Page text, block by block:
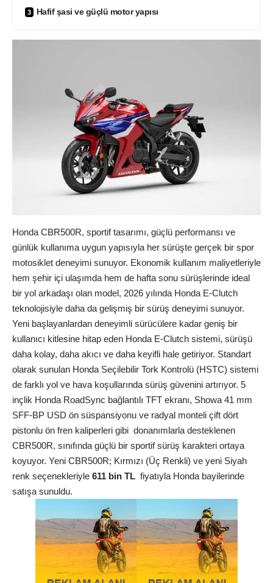
Hafif şasi ve güçlü motor yapısı
Honda CBR500R, sportif tasarımı, güçlü performansı ve
günlük kullanıma uygun yapısıyla her sürüşte gerçek bir spor
motosiklet deneyimi sunuyor. Ekonomik kullanım maliyetleriyle
hem şehir içi ulaşımda hem de hafta sonu sürüşlerinde ideal
bir yol arkadaşı olan model, 2026 yılında Honda E-Clutch
teknolojisiyle daha da gelişmiş bir sürüş deneyimi sunuyor.
Yeni başlayanlardan deneyimli sürücülere kadar geniş bir
kullanıcı kitlesine hitap eden Honda E-Clutch sistemi, sürüşü
daha kolay, daha akıcı ve daha keyifli hale getiriyor. Standart
olarak sunulan Honda Seçilebilir Tork Kontrolü (HSTC) sistemi
de farklı yol ve hava koşullarında sürüş güvenini artırıyor. 5
inçlik Honda RoadSync bağlantılı TFT ekranı, Showa 41 mm
SFF-BP USD ön süspansiyonu ve radyal monteli çift dört
pistonlu ön fren kaliperleri gibi donanımlarla desteklenen
CBR500R, sınıfında güçlü bir sportif sürüş karakteri ortaya
koyuyor. Yeni CBR500R; Kırmızı (Üç Renkli) ve yeni Siyah
renk seçenekleriyle 611 bin TL fiyatıyla Honda bayilerinde
satışa sunuldu.